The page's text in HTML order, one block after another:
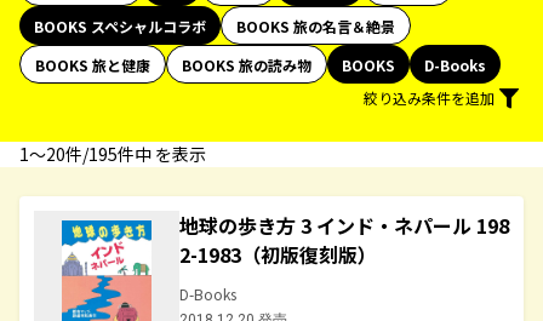
BOOKS スペシャルコラボ
BOOKS 旅の名言＆絶景
BOOKS 旅と健康
BOOKS 旅の読み物 BOOKS
D-Books
絞り込み条件を追加
1〜20件/195件中 を表示
地球の歩き方 3 インド・ネパール 198
2-1983（初版復刻版）
D-Books